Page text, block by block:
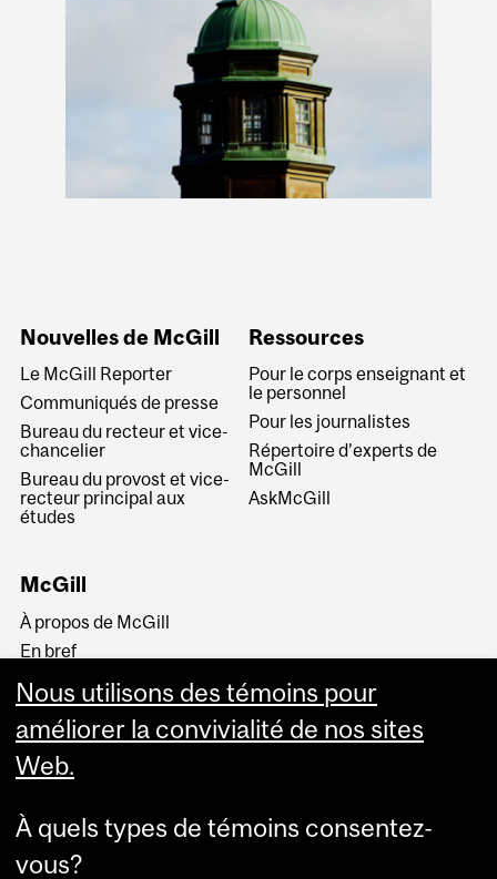
Nouvelles de McGill
Le McGill Reporter
Communiqués de presse
Bureau du recteur et vice-
chancelier
Bureau du provost et vice-
recteur principal aux
études
Ressources
Pour le corps enseignant et
le personnel
Pour les journalistes
Répertoire d’experts de
McGill
AskMcGill
McGill
À propos de McGill
En bref
Histoire
La haute direction
Nous utilisons des témoins pour
améliorer la convivialité de nos sites
Web.
À quels types de témoins consentez-
vous?